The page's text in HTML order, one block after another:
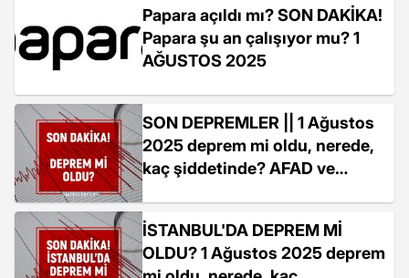
Papara açıldı mı? SON DAKİKA!
Papara şu an çalışıyor mu? 1
AĞUSTOS 2025
SON DEPREMLER || 1 Ağustos
2025 deprem mi oldu, nerede,
kaç şiddetinde? AFAD ve
İSTANBUL'DA DEPREM Mİ
OLDU? 1 Ağustos 2025 deprem